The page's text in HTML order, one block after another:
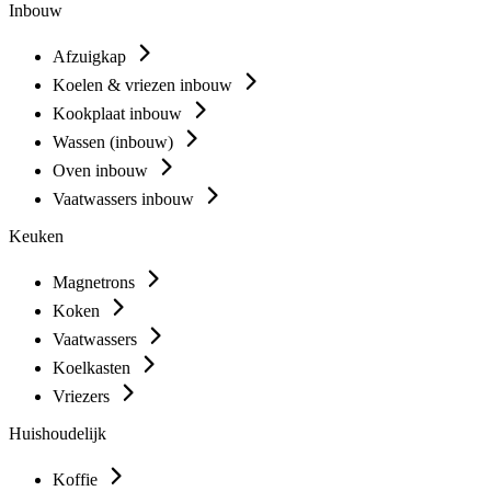
Inbouw
Afzuigkap
Koelen & vriezen inbouw
Kookplaat inbouw
Wassen (inbouw)
Oven inbouw
Vaatwassers inbouw
Keuken
Magnetrons
Koken
Vaatwassers
Koelkasten
Vriezers
Huishoudelijk
Koffie